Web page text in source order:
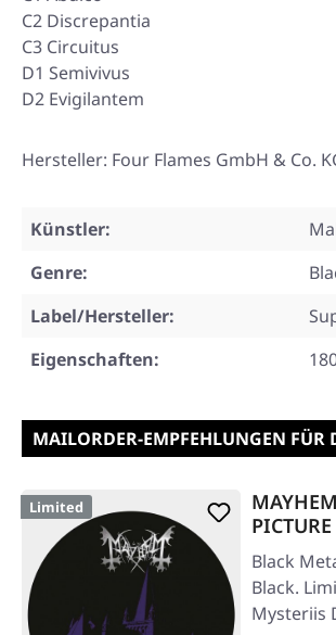
C2 Discrepantia
C3 Circuitus
D1 Semivivus
D2 Evigilantem
Hersteller: Four Flames GmbH & Co.
Künstler:
Genre:
Label/Hersteller:
Eigenschaften:
MAILORDER-EMPFEHLUNGEN FÜR
Limited
Black
Black.
Mysteriis